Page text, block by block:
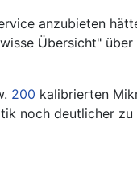
anzubieten
Übersicht"
200 kalibrierten
noch deutlicher zu